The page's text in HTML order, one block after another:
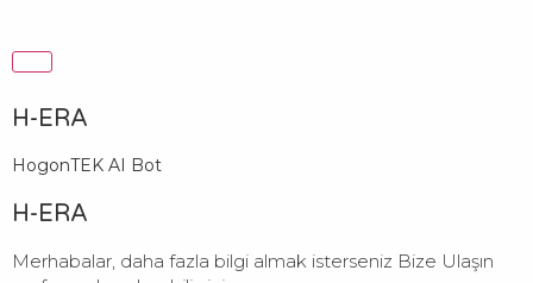
H-ERA
HogonTEK AI Bot
H-ERA
Merhabalar, daha fazla bilgi almak isterseniz Bize Ulaşın